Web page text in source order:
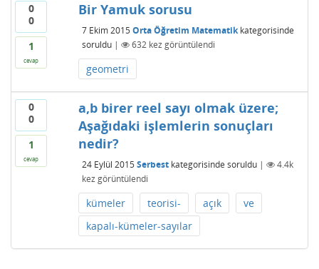
0
0
1
cevap
Bir Yamuk sorusu
7 Ekim 2015 Orta Öğretim Matematikkategorisinde
soruldu | 632kez görüntülendi
geometri
0
0
1
cevap
a,b birer reel sayı olmak üzere;
Aşağıdaki işlemlerin sonuçları
nedir?
24 Eylül 2015 Serbestkategorisinde soruldu |
4.4k
kez görüntülendi
kümeler teorisi- açık
ve
kapalı-kümeler-sayılar